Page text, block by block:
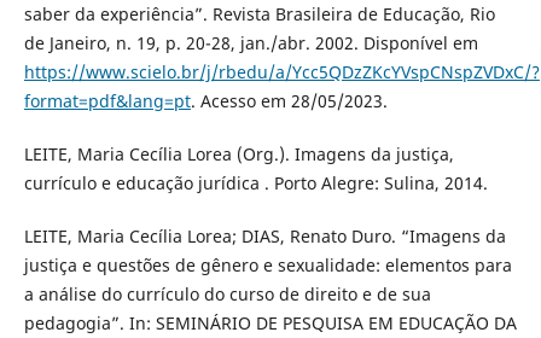
saber da experiência”. Revista Brasileira de Educação, Rio
de Janeiro, n. 19, p. 20-28, jan./abr. 2002. Disponível em
https://www.scielo.br/j/rbedu/a/Ycc5QDzZKcYVspCNspZVDxC/?
format=pdf&lang=pt. Acesso em 28/05/2023.
LEITE, Maria Cecília Lorea (Org.). Imagens da justiça,
currículo e educação jurídica . Porto Alegre: Sulina, 2014.
LEITE, Maria Cecília Lorea; DIAS, Renato Duro. “Imagens da
justiça e questões de gênero e sexualidade: elementos para
a análise do currículo do curso de direito e de sua
pedagogia”. In: SEMINÁRIO DE PESQUISA EM EDUCAÇÃO DA